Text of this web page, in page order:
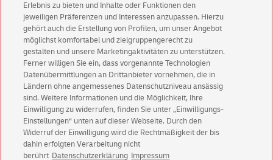
Privatkundensichern sich einen5 € Gutschein
für POSTSCAN!
Geschäftskundenerhalten einen5 € Gutschein
für Briefmarke individuell!
Zur Newsletter-Anmeldung
© Sun Aug 09 01:16:24 CEST 2026 Deutsche Post AG
Erlebnis zu bieten und Inhalte oder Funktionen den
jeweiligen Präferenzen und Interessen anzupassen. Hierzu
gehört auch die Erstellung von Profilen, um unser Angebot
möglichst komfortabel und zielgruppengerecht zu
gestalten und unsere Marketingaktivitäten zu unterstützen.
Ferner willigen Sie ein, dass vorgenannte Technologien
Datenübermittlungen an Drittanbieter vornehmen, die in
Ländern ohne angemessenes Datenschutzniveau ansässig
sind. Weitere Informationen und die Möglichkeit, Ihre
Einwilligung zu widerrufen, finden Sie unter „Einwilligungs-
Einstellungen“ unten auf dieser Webseite. Durch den
Widerruf der Einwilligung wird die Rechtmäßigkeit der bis
dahin erfolgten Verarbeitung nicht
berührt Datenschutzerklärung Impressum